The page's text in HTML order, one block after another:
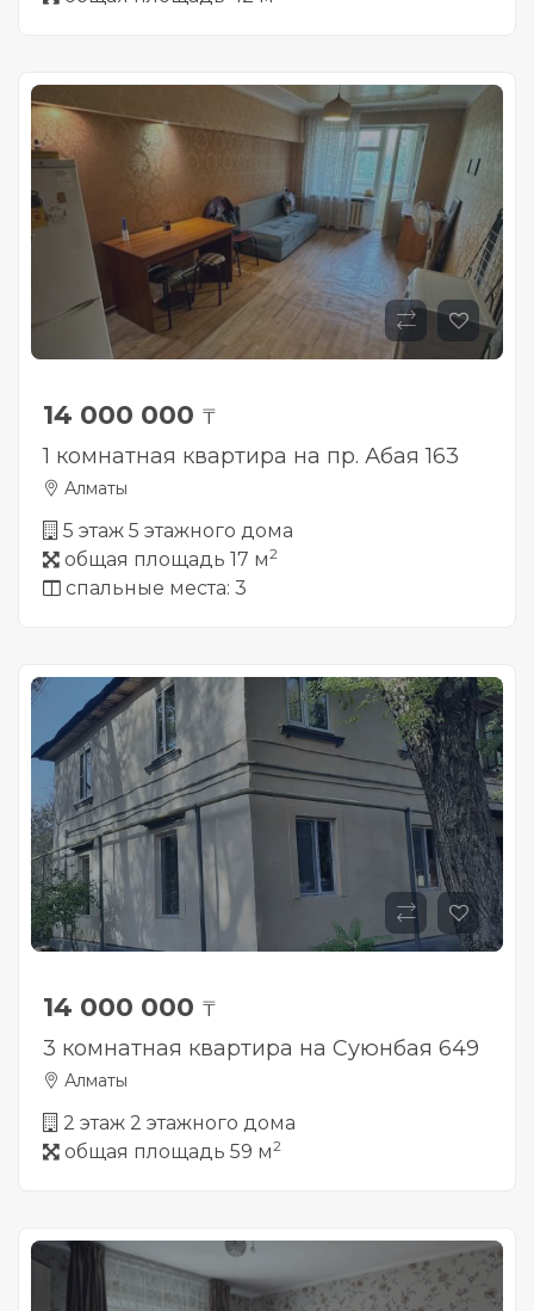
14 000 000 ₸
1 комнатная квартира на пр. Абая 163
Алматы
5 этаж 5 этажного дома
общая площадь 17 м2
спальные места: 3
14 000 000 ₸
3 комнатная квартира на Суюнбая 649
Алматы
2 этаж 2 этажного дома
общая площадь 59 м2